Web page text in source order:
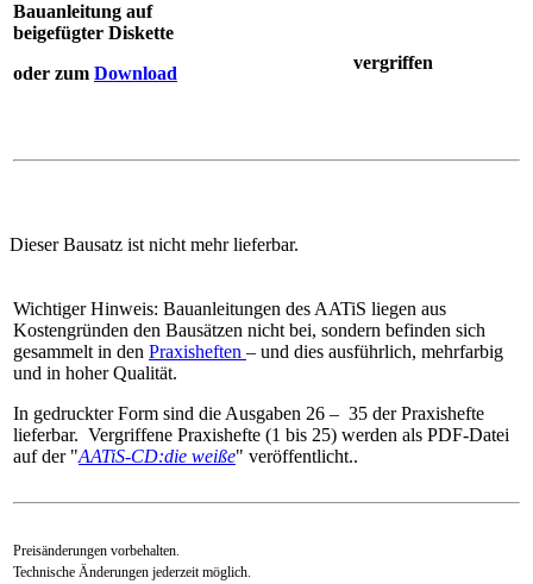
Bauanleitung auf
beigefügter Diskette
oder zum Download
vergriffen
Dieser Bausatz ist nicht mehr lieferbar.
Wichtiger Hinweis: Bauanleitungen des AATiS liegen aus
Kostengründen den Bausätzen nicht bei, sondern befinden sich
gesammelt in den Praxisheften – und dies ausführlich, mehrfarbig
und in hoher Qualität.
In gedruckter Form sind die Ausgaben 26 – 35 der Praxishefte
lieferbar. Vergriffene Praxishefte (1 bis 25) werden als PDF-Datei
auf der "AATiS-CD:die weiße" veröffentlicht..
Preisänderungen vorbehalten.
Technische Änderungen jederzeit möglich.